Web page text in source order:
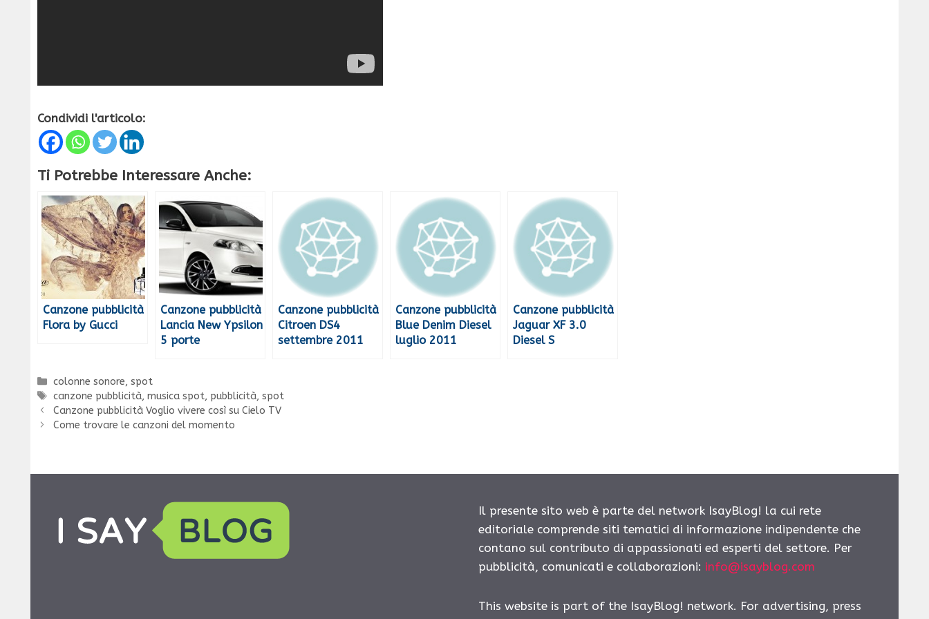
Condividi l'articolo:
Ti Potrebbe Interessare Anche:
Canzone pubblicità
Flora by Gucci
Canzone pubblicità
Lancia New Ypsilon
5 porte
Canzone pubblicità
Citroen DS4
settembre 2011
Canzone pubblicità
Blue Denim Diesel
luglio 2011
Canzone pubblicità
Jaguar XF 3.0
Diesel S
Categorie
colonne sonore,spot
Tag
canzone pubblicità,musica spot, pubblicità,spot
Canzone pubblicità Voglio vivere così su Cielo TV
Come trovare le canzoni del momento
Il presente sito web è parte del network IsayBlog! la cui rete
editoriale comprende siti tematici di informazione indipendente che
contano sul contributo di appassionati ed esperti del settore. Per
pubblicità, comunicati e collaborazioni: info@isayblog.com
This website is part of the IsayBlog! network. For advertising, press